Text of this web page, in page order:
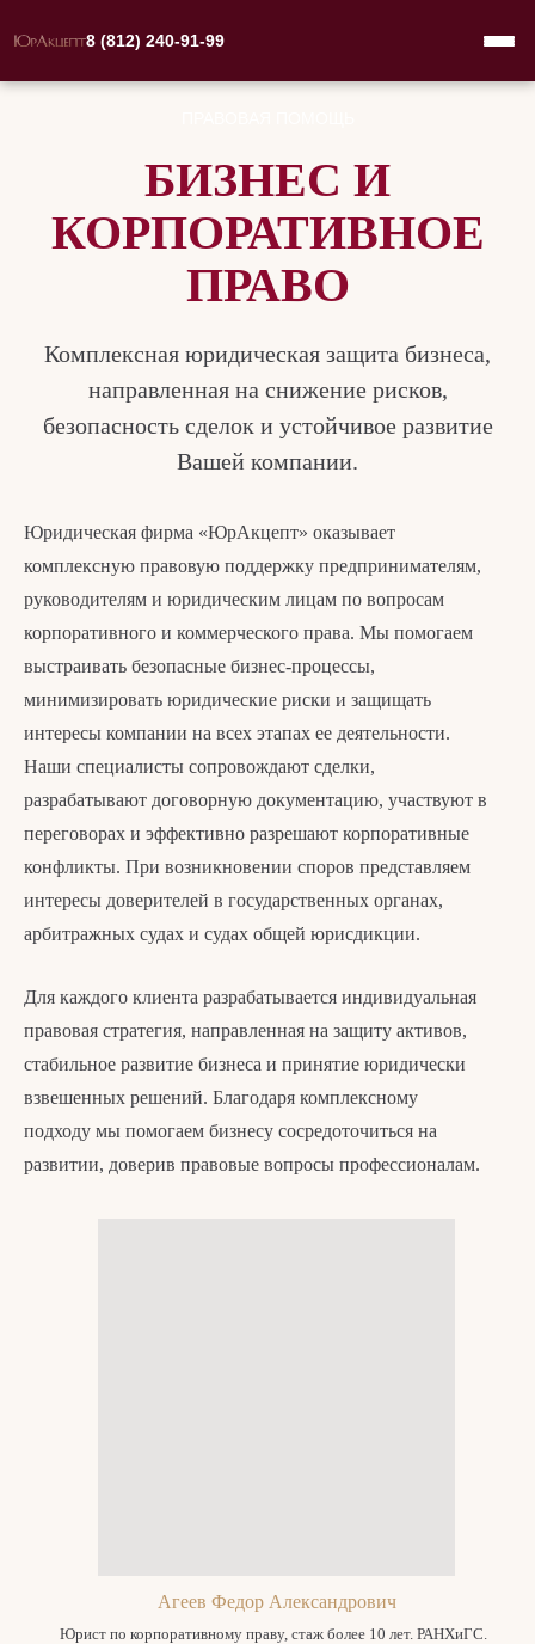
8 (812) 240-91-99
БИЗНЕС И
КОРПОРАТИВНОЕ
ПРАВО
Комплексная юридическая защита бизнеса,
направленная на снижение рисков,
безопасность сделок и устойчивое развитие
Вашей компании.
Юридическая фирма «ЮрАкцепт» оказывает
комплексную правовую поддержку предпринимателям,
руководителям и юридическим лицам по вопросам
корпоративного и коммерческого права. Мы помогаем
выстраивать безопасные бизнес-процессы,
минимизировать юридические риски и защищать
интересы компании на всех этапах ее деятельности.
Наши специалисты сопровождают сделки,
разрабатывают договорную документацию, участвуют в
переговорах и эффективно разрешают корпоративные
конфликты. При возникновении споров представляем
интересы доверителей в государственных органах,
арбитражных судах и судах общей юрисдикции.
Для каждого клиента разрабатывается индивидуальная
правовая стратегия, направленная на защиту активов,
стабильное развитие бизнеса и принятие юридически
взвешенных решений. Благодаря комплексному
подходу мы помогаем бизнесу сосредоточиться на
развитии, доверив правовые вопросы профессионалам.
Агеев Федор Александрович
Юрист по корпоративному праву, стаж более 10 лет. РАНХиГС.